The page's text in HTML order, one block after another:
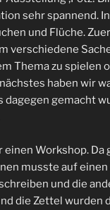
sehr spannend.
und Flüche.
verschiedene
Thema zu spielen
haben wir
dagegen gemacht
Workshop. Da
musste auf
und die
die Zettel wurden